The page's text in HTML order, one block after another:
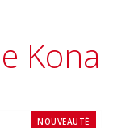
Kona
NOUVEAUTÉ